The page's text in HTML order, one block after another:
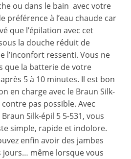
ou dans le bain avec votre
préférence à l’eau chaude car
que l’épilation avec cet
la douche réduit de
l’inconfort ressenti. Vous ne
que la batterie de votre
5 à 10 minutes. Il est bon
en charge avec le Braun Silk-
contre pas possible. Avec
Silk-épil 5 5-531, vous
simple, rapide et indolore.
enfin avoir des jambes
jours… même lorsque vous